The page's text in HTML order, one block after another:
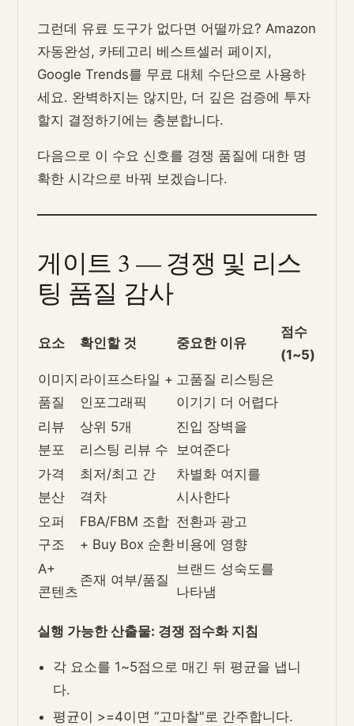
그런데 유료 도구가 없다면 어떨까요? Amazon
자동완성, 카테고리 베스트셀러 페이지,
Google Trends를 무료 대체 수단으로 사용하
세요. 완벽하지는 않지만, 더 깊은 검증에 투자
할지 결정하기에는 충분합니다.
다음으로 이 수요 신호를 경쟁 품질에 대한 명
확한 시각으로 바꿔 보겠습니다.
게이트 3 — 경쟁 및 리스
팅 품질 감사
요소 확인할 것 중요한 이유
점수
(1~5)
이미지
품질
라이프스타일 +
인포그래픽
고품질 리스팅은
이기기 더 어렵다
리뷰
분포
상위 5개
리스팅 리뷰 수
진입 장벽을
보여준다
가격
분산
최저/최고 간
격차
차별화 여지를
시사한다
오퍼
구조
FBA/FBM 조합
+ Buy Box 순환
전환과 광고
비용에 영향
A+
콘텐츠
존재 여부/품질
브랜드 성숙도를
나타냄
실행 가능한 산출물: 경쟁 점수화 지침
각 요소를 1~5점으로 매긴 뒤 평균을 냅니
다.
평균이 >=4이면 “고마찰"로 간주합니다.